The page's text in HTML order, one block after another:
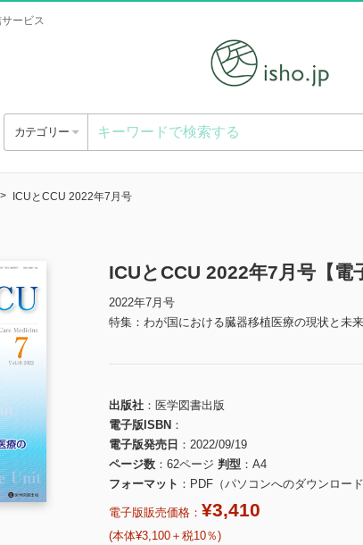
ービス
カテゴリー
ICUとCCU 2022年7月号
ICUとCCU 2022年7月号【電
2022年7月号
特集：わが国における臓器移植医療の現状と未来
出版社
医学図書出版
電子版ISBN
電子版発売日
2022/09/19
ページ数
62ページ 判型
A4
フォーマット
PDF（パソコンへのダウンロード
電子版販売価格： ¥3,410
(本体¥3,100＋税10％)